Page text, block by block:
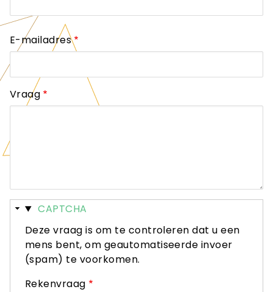
E-mailadres
Vraag
Verbergen
CAPTCHA
Deze vraag is om te controleren dat u een
mens bent, om geautomatiseerde invoer
(spam) te voorkomen.
Rekenvraag